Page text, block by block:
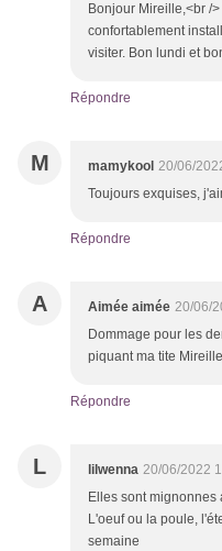
Bonjour Mireille,<br /
confortablement
visiter. Bon lundi et
Répondre
M mamykool 20/06/
Toujours exquises,
Répondre
A Aimée aimée 20/06/
Dommage pour les
piquant ma tite
Répondre
L lilwenna 20/06/2022
Elles sont
L'oeuf ou la poule,
semaine